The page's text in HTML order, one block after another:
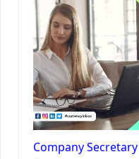
Company Secretary